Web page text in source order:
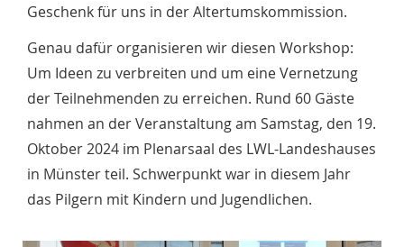
Geschenk für uns in der Altertumskommission.
Genau dafür organisieren wir diesen Workshop:
Um Ideen zu verbreiten und um eine Vernetzung
der Teilnehmenden zu erreichen. Rund 60 Gäste
nahmen an der Veranstaltung am Samstag, den 19.
Oktober 2024 im Plenarsaal des LWL-Landeshauses
in Münster teil. Schwerpunkt war in diesem Jahr
das Pilgern mit Kindern und Jugendlichen.